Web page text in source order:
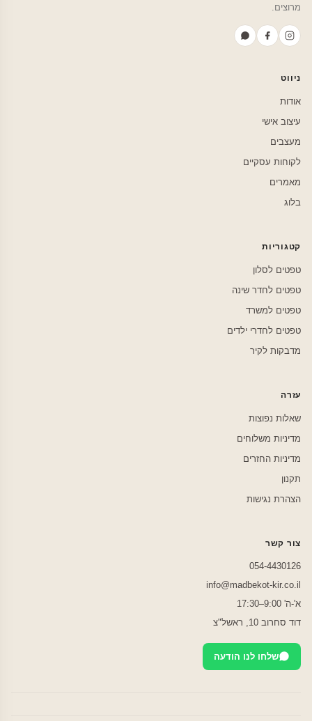
מרוצים.
ניווט
אודות
עיצוב אישי
מעצבים
לקוחות עסקיים
מאמרים
בלוג
קטגוריות
טפטים לסלון
טפטים לחדר שינה
טפטים למשרד
טפטים לחדרי ילדים
מדבקות לקיר
עזרה
שאלות נפוצות
מדיניות משלוחים
מדיניות החזרים
תקנון
הצהרת נגישות
צור קשר
054-4430126
info@madbekot-kir.co.il
א'-ה' 9:00–17:30
דוד סחרוב 10, ראשל"צ
שלחו לנו הודעה